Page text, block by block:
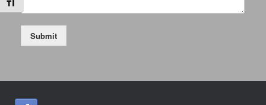
Schrift vergrößern
Submit